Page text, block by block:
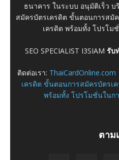
ธนาคาร ในระบบ อนุมัติเร็ว
สมัครบัตรเครดิต ขั้นตอนการสมั
เครดิต พร้อมทั้ง โปรโม
SEO SPECIALIST I3SIAM รับ
ติดต่อเรา:
เครดิต ขั้นตอนการสมัครบัตรเ
พร้อมทั้ง โปรโมชั่นในก
ตาม